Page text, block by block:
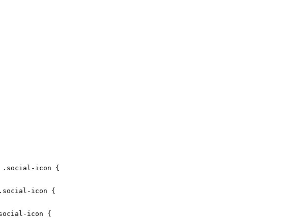
.social-icon {
icon {
icon {